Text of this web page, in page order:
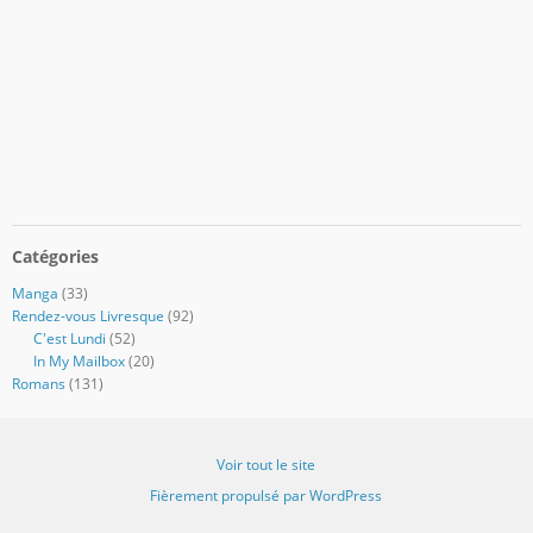
Catégories
Manga (33)
Rendez-vous Livresque (92)
C'est Lundi (52)
In My Mailbox(20)
Romans (131)
Voir tout le site
Fièrement propulsé par WordPress